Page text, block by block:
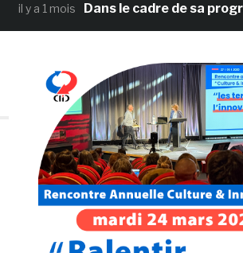
mois Dans le cadre de sa